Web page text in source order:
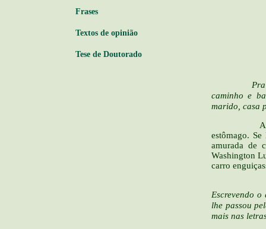
Frases
Textos de opinião
Tese de Doutorado
Pra que
caminho e
marido, casa
Agora
estômago.
amurada de
Washington
carro
Escrevendo
lhe passou
mais nas